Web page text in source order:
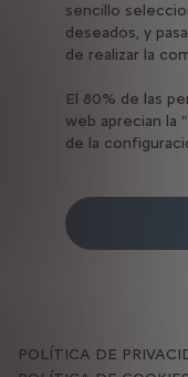
sencillo
deseados, y
de realizar la
El 80% de las
web aprecian la
de la
POLÍTICA DE